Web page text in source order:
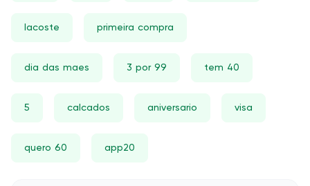
lacoste primeira compra
dia das maes 3 por 99 tem 40
5 calcados aniversario visa
quero 60 app20